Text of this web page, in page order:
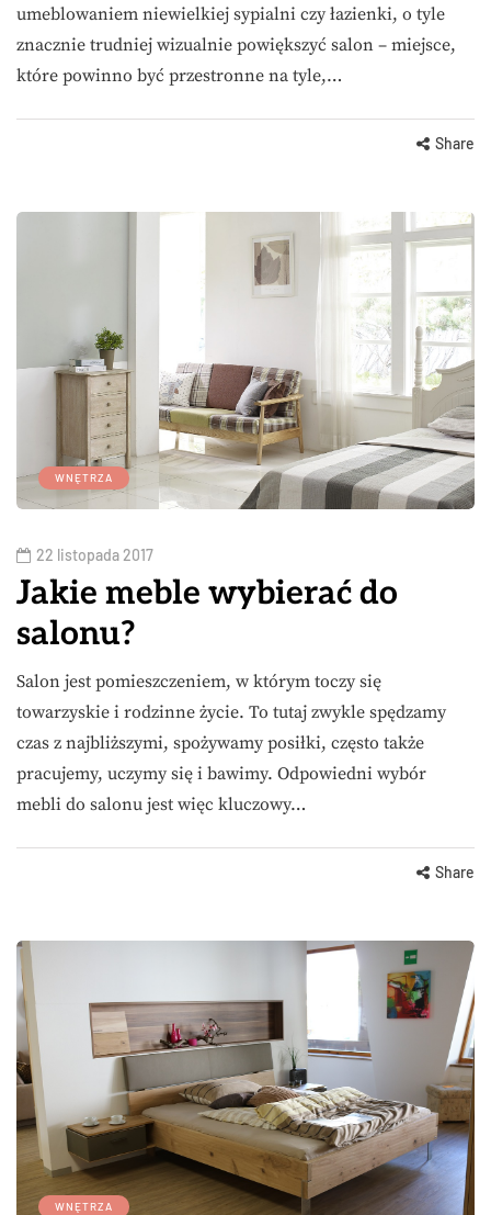
umeblowaniem niewielkiej sypialni czy łazienki, o tyle
znacznie trudniej wizualnie powiększyć salon – miejsce,
które powinno być przestronne na tyle,…
Share
WNĘTRZA
22 listopada 2017
Jakie meble wybierać do
salonu?
Salon jest pomieszczeniem, w którym toczy się
towarzyskie i rodzinne życie. To tutaj zwykle spędzamy
czas z najbliższymi, spożywamy posiłki, często także
pracujemy, uczymy się i bawimy. Odpowiedni wybór
mebli do salonu jest więc kluczowy…
Share
WNĘTRZA